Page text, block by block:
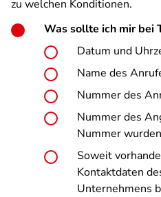
zu welchen Konditionen.
Was sollte ich mir bei
Datum und
Name des
Nummer des
Nummer des
Nummer
Soweit
Kontaktdaten
Unternehmens